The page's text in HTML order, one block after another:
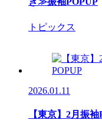
トピックス
2026.01.11
【東京】2月振